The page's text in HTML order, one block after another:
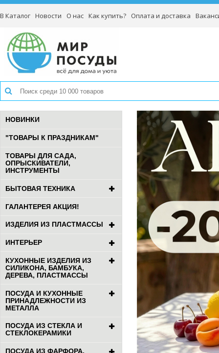
В Каталог Новости О нас Как купить? Оплата и доставка
НОВИНКИ
"ТОВАРЫ К ПРАЗДНИКАМ"
ТОВАРЫ ДЛЯ САДА,
ОПРЫСКИВАТЕЛИ,
ИНСТРУМЕНТЫ
БЫТОВАЯ ТЕХНИКА
ГАЛАНТЕРЕЯ АКЦИЯ!
ИЗДЕЛИЯ ИЗ ПЛАСТМАССЫ
ИНТЕРЬЕР
КУХОННЫЕ ИЗДЕЛИЯ ИЗ
СИЛИКОНА, БАМБУКА,
ДЕРЕВА, ПЛАСТМАССЫ
ПОСУДА И КУХОННЫЕ
ПРИНАДЛЕЖНОСТИ ИЗ
МЕТАЛЛА
ПОСУДА ИЗ СТЕКЛА И
СТЕКЛОКЕРАМИКИ
ПОСУДА ИЗ ФАРФОРА,